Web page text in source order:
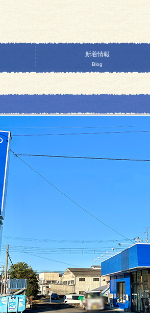
新着情報
Blog